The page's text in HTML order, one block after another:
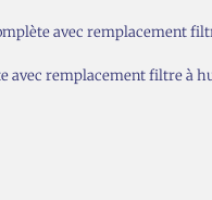
avec remplacement
avec remplacement filtre à